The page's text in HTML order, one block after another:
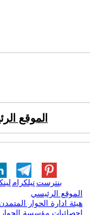
الموقع
تيلكرامبنترست
الموقع الرئيسي
هيئة ادارة الحوار
إحصائيات مؤسسة